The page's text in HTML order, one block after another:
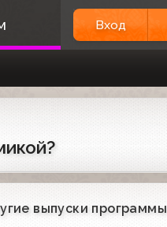
Вход
выпуски программы